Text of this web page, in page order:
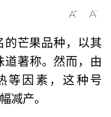
芒果品种，以其
著称。然而，由
等因素，这种号
产。